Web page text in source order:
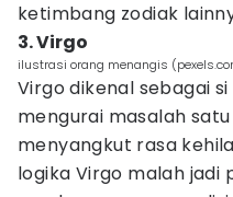
ketimbang zodiak
3. Virgo
ilustrasi orang menangis
Virgo dikenal sebagai
mengurai masalah
menyangkut rasa
logika Virgo malah jadi